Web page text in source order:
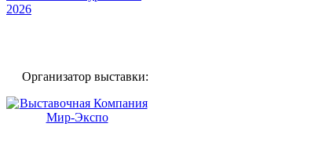
Организатор выставки: